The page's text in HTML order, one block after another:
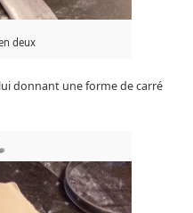
deux
donnant une forme de carré